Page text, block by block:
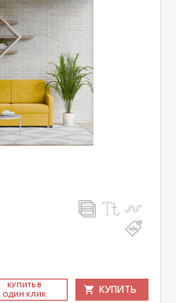
КУ­ПИТЬ В
ОДИН КЛИК
КУПИТЬ